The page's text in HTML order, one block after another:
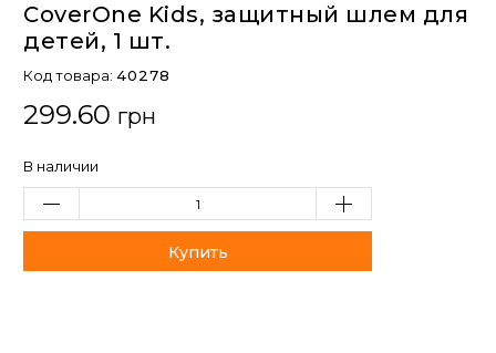
CoverOne Kids, защитный шлем для
детей, 1 шт.
Код товара: 40278
299.60 грн
В наличии